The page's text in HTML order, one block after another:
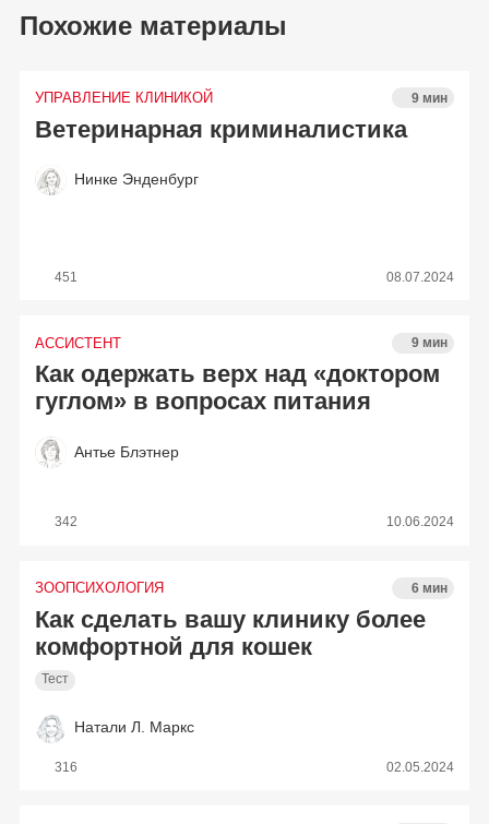
Похожие материалы
УПРАВЛЕНИЕ КЛИНИКОЙ 9 мин
Ветеринарная криминалистика
Нинке Энденбург
451 08.07.2024
АССИСТЕНТ 9 мин
Как одержать верх над «доктором
гуглом» в вопросах питания
Антье Блэтнер
342 10.06.2024
ЗООПСИХОЛОГИЯ 6 мин
Как сделать вашу клинику более
комфортной для кошек
Тест
Натали Л. Маркс
316 02.05.2024